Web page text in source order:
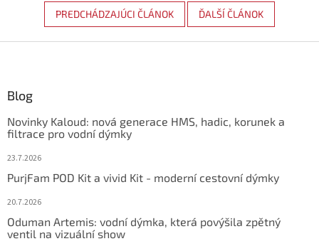
PREDCHÁDZAJÚCI ČLÁNOK ĎALŠÍ ČLÁNOK
Blog
Novinky Kaloud: nová generace HMS, hadic, korunek a
filtrace pro vodní dýmky
23.7.2026
PurjFam POD Kit a vivid Kit - moderní cestovní dýmky
20.7.2026
Oduman Artemis: vodní dýmka, která povýšila zpětný
ventil na vizuální show